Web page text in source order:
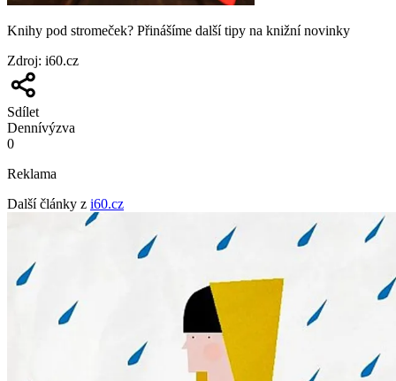
Knihy pod stromeček? Přinášíme další tipy na knižní novinky
Zdroj: i60.cz
Sdílet
Dennívýzva
0
Reklama
Další články z i60.cz